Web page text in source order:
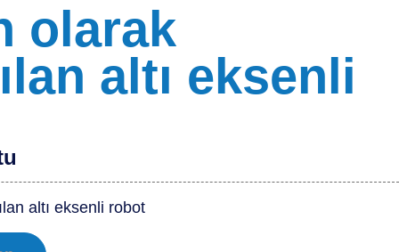
olarak
altı eksenli
altı eksenli robot